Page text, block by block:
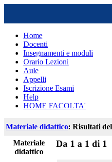
Home
Docenti
Insegnamenti e moduli
Orario Lezioni
Aule
Appelli
Iscrizione Esami
Help
HOME FACOLTA'
Materiale didattico: Risultati
Materiale
didattico
Da 1 a 1 di 1